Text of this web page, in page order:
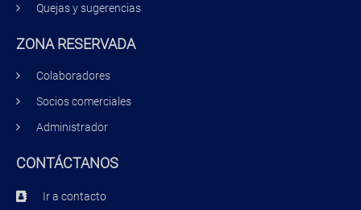
Quejas y sugerencias
ZONA RESERVADA
Colaboradores
Socios comerciales
Administrador
CONTÁCTANOS
Ir a contacto